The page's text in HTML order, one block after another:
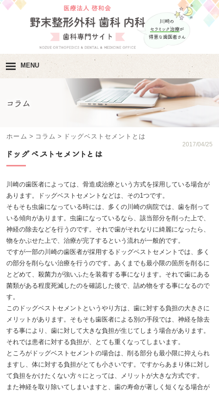
川崎の
セラミック治療が
得意な歯医者さん
MENU
医院紹介
診療内容･ 診療の流れ
料金･自費治療のメニュー
アクセス･診療時間
ご予約 お問い合わせ
コラム
ホーム > コラム > ドッグベストセメントとは
2017/04/25
ドッグベストセメントとは
川崎の歯医者によっては、骨造成治療という方式を採用している場合が
あります。ドッグベストセメントなどは、その1つです。
そもそも虫歯になっている時には、多くの川崎の病院では、歯を削って
いる傾向があります。虫歯になっているなら、該当部分を削った上で、
神経の除去などを行うのです。それで歯がそれなりに綺麗になったら、
物をかぶせた上で、治療が完了するという流れが一般的です。
ですが一部の川崎の歯医者が採用するドッグベストセメントでは、多く
の部分を削らない治療を行うのです。あくまでも最小限の箇所を削るに
とどめて、殺菌力が強いふたを装着する事になります。それで歯にある
菌類がある程度死滅したのを確認した後で、詰め物をする事になるので
す。
このドッグベストセメントというやり方は、歯に対する負担の大きさに
メリットがあります。そもそも歯医者による別の手段では、神経を除去
する事により、歯に対して大きな負担が生じてしまう場合があります。
それでは患者に対する負担が、とても重くなってしまいます。
ところがドッグベストセメントの場合は、削る部分も最小限に抑えられ
ますし、体に対する負担がとても小さいです。ですからあまり体に対し
て負担をかけたくない方々にとっては、メリットが大きな方式です。
また神経を取り除いてしまいますと、歯の寿命が著しく短くなる場合が